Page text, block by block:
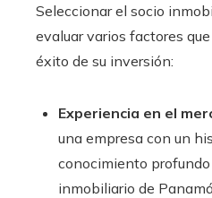
Seleccionar el socio
evaluar varios factores
éxito de su inversión:
Experiencia en el
una empresa con un
conocimiento
inmobiliario de